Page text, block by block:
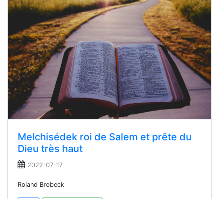
Melchisédek roi de Salem et prête du
Dieu très haut
2022-07-17
Roland Brobeck